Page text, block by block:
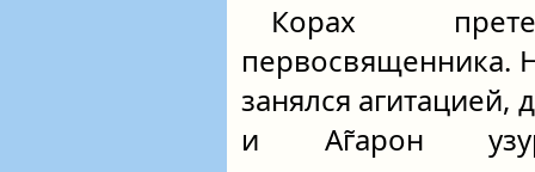
Корах
первосвященника.
занялся
и Аг̃арон